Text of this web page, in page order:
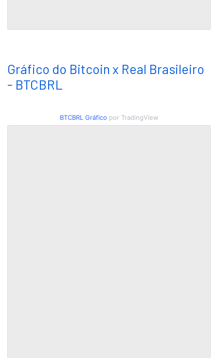
Gráfico do Bitcoin x Real Brasileiro
- BTCBRL
BTCBRL Gráfico por TradingView